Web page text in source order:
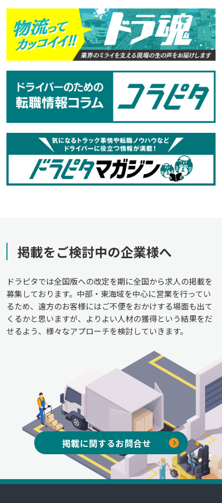
掲載をご検討中の企業様へ
ドラピタでは全国版への改定を期に全国から求人の掲載を
募集しております。中部・東海域を中心に営業を行ってい
るため、遠方のお客様にはご不便をおかけする場面も出て
くるかと思いますが、よりよい人材の獲得という結果をだ
せるよう、様々なアプローチを検討していきます。
掲載に関するお問合せ